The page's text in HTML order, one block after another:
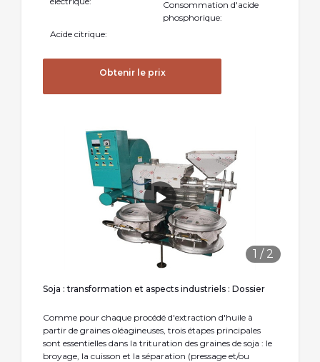
Consommation d'acide
phosphorique:
Acide citrique:
Obtenir le prix
1 / 2
Soja : transformation et aspects industriels : Dossier
Comme pour chaque procédé d'extraction d'huile à
partir de graines oléagineuses, trois étapes principales
sont essentielles dans la trituration des graines de soja : le
broyage, la cuisson et la séparation (pressage et/ou